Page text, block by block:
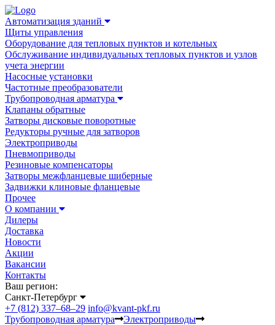
Автоматизация зданий
Щиты управления
Оборудование для тепловых пунктов и котельных
Обслуживание индивидуальных тепловых пунктов и узлов
учета энергии
Насосные установки
Частотные преобразователи
Трубопроводная арматура
Клапаны обратные
Затворы дисковые поворотные
Редукторы ручные для затворов
Электроприводы
Пневмоприводы
Резиновые компенсаторы
Затворы межфланцевые шиберные
Задвижки клиновые фланцевые
Прочее
О компании
Дилеры
Доставка
Новости
Акции
Вакансии
Контакты
Ваш регион:
Санкт-Петербург
+7 (812) 337–68–29 info@kvant-pkf.ru
Трубопроводная арматура
Электроприводы